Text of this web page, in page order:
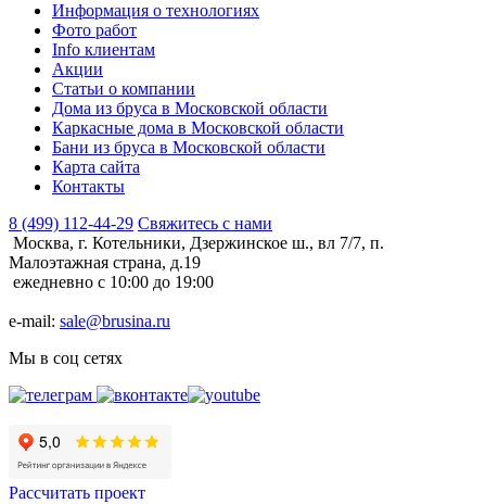
Информация о технологиях
Фото работ
Info клиентам
Акции
Статьи о компании
Дома из бруса в Московской области
Каркасные дома в Московской области
Бани из бруса в Московской области
Карта сайта
Контакты
8 (499) 112-44-29 Свяжитесь с нами
Москва, г. Котельники, Дзержинское ш., вл 7/7, п.
Малоэтажная страна, д.19
ежедневно с 10:00 до 19:00
e-mail: sale@brusina.ru
Мы в соц сетях
Рассчитать проект